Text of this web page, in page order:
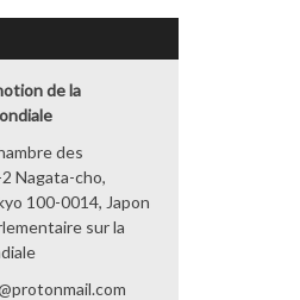
de la
des
Nagata-cho,
100-0014, Japon
sur la